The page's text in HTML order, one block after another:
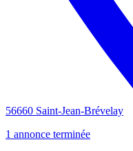
56660 Saint-Jean-Brévelay
1 annonce terminée